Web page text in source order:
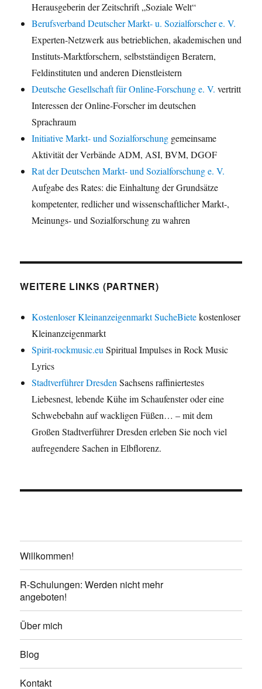
Herausgeberin der Zeitschrift „Soziale Welt“
Berufsverband Deutscher Markt- u. Sozialforscher e. V.
Experten-Netzwerk aus betrieblichen, akademischen und
Instituts-Marktforschern, selbstständigen Beratern,
Feldinstituten und anderen Dienstleistern
Deutsche Gesellschaft für Online-Forschung e. V. vertritt
Interessen der Online-Forscher im deutschen
Sprachraum
Initiative Markt- und Sozialforschung gemeinsame
Aktivität der Verbände ADM, ASI, BVM, DGOF
Rat der Deutschen Markt- und Sozialforschung e. V.
Aufgabe des Rates: die Einhaltung der Grundsätze
kompetenter, redlicher und wissenschaftlicher Markt-,
Meinungs- und Sozialforschung zu wahren
WEITERE LINKS (PARTNER)
Kostenloser Kleinanzeigenmarkt SucheBietekostenloser
Kleinanzeigenmarkt
Spirit-rockmusic.eu Spiritual Impulses in Rock Music
Lyrics
Stadtverführer Dresden Sachsens raffiniertestes
Liebesnest, lebende Kühe im Schaufenster oder eine
Schwebebahn auf wackligen Füßen… – mit dem
Großen Stadtverführer Dresden erleben Sie noch viel
aufregendere Sachen in Elbflorenz.
Willkommen!
R-Schulungen: Werden nicht mehr
angeboten!
Über mich
Blog
Kontakt